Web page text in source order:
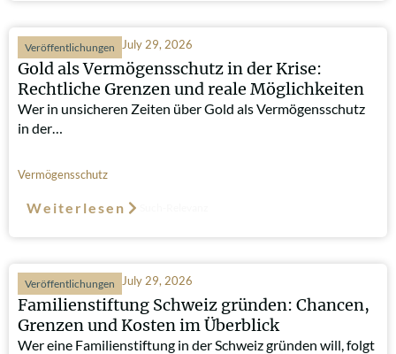
Veröffentlichungen July 29, 2026
Gold als Vermögensschutz in der Krise:
Rechtliche Grenzen und reale Möglichkeiten
Wer in unsicheren Zeiten über Gold als Vermögensschutz
in der…
Vermögensschutz
Weiterlesen
Veröffentlichungen July 29, 2026
Familienstiftung Schweiz gründen: Chancen,
Grenzen und Kosten im Überblick
Wer eine Familienstiftung in der Schweiz gründen will, folgt